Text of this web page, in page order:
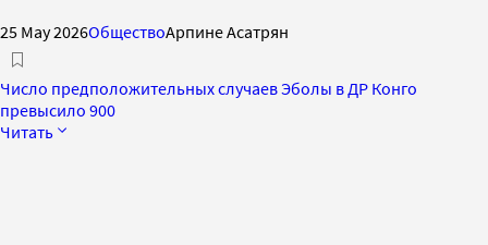
25 May 2026ОбществоАрпине Асатрян
Число предположительных случаев Эболы в ДР Конго
превысило 900
Читать